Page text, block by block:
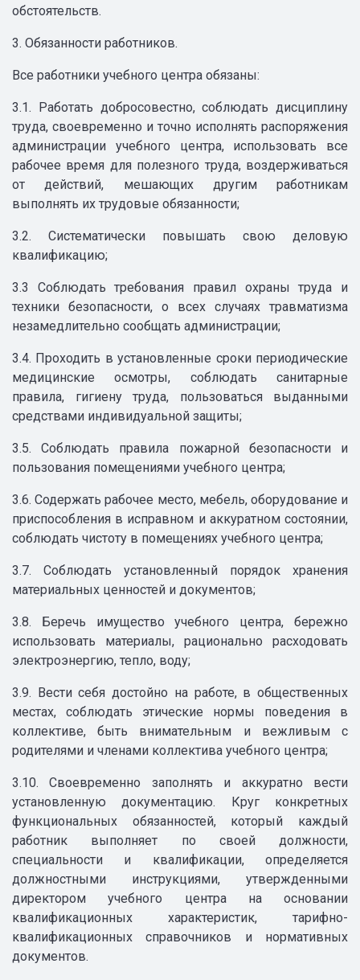
обстоятельств.
3. Обязанности работников.
Все работники учебного центра обязаны:
3.1. Работать добросовестно, соблюдать дисциплину
труда, своевременно и точно исполнять распоряжения
администрации учебного центра, использовать все
рабочее время для полезного труда, воздерживаться
от действий, мешающих другим работникам
выполнять их трудовые обязанности;
3.2. Систематически повышать свою деловую
квалификацию;
3.3 Соблюдать требования правил охраны труда и
техники безопасности, о всех случаях травматизма
незамедлительно сообщать администрации;
3.4. Проходить в установленные сроки периодические
медицинские осмотры, соблюдать санитарные
правила, гигиену труда, пользоваться выданными
средствами индивидуальной защиты;
3.5. Соблюдать правила пожарной безопасности и
пользования помещениями учебного центра;
3.6. Содержать рабочее место, мебель, оборудование и
приспособления в исправном и аккуратном состоянии,
соблюдать чистоту в помещениях учебного центра;
3.7. Соблюдать установленный порядок хранения
материальных ценностей и документов;
3.8. Беречь имущество учебного центра, бережно
использовать материалы, рационально расходовать
электроэнергию, тепло, воду;
3.9. Вести себя достойно на работе, в общественных
местах, соблюдать этические нормы поведения в
коллективе, быть внимательным и вежливым с
родителями и членами коллектива учебного центра;
3.10. Своевременно заполнять и аккуратно вести
установленную документацию. Круг конкретных
функциональных обязанностей, который каждый
работник выполняет по своей должности,
специальности и квалификации, определяется
должностными инструкциями, утвержденными
директором учебного центра на основании
квалификационных характеристик, тарифно-
квалификационных справочников и нормативных
документов.